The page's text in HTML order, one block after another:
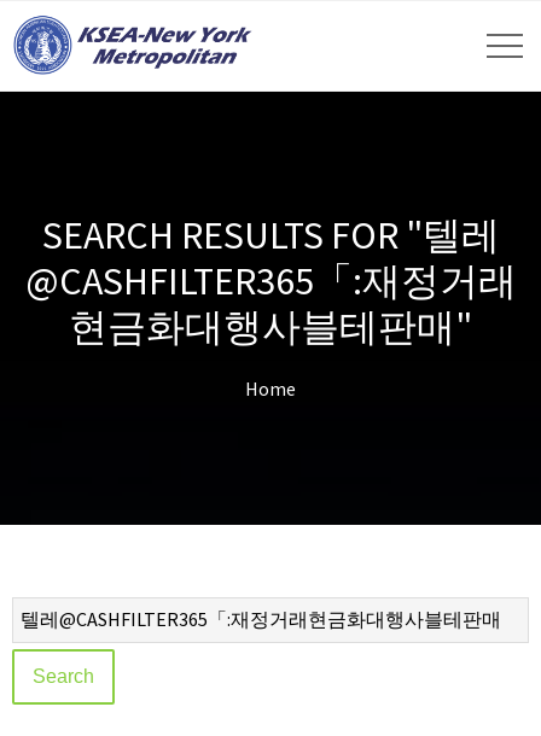
SEARCH RESULTS FOR "텔레
@CASHFILTER365「:재정거래
현금화대행사블테판매"
Home